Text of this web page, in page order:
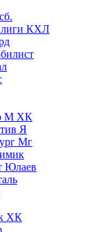
лиги КХЛ
М ХК
Я
Мг
Юлаев
ХК